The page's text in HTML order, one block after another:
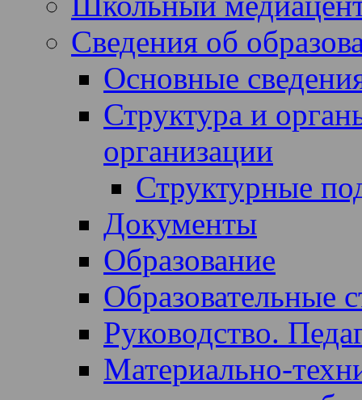
Сведения об
Основные
Структура и
организации
Структурные
Документы
Образование
Образовательные
Руководство.
Материально-